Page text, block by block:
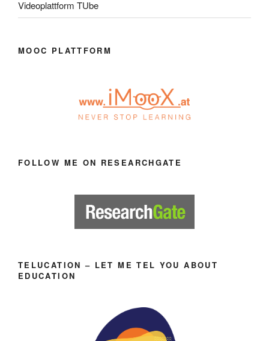
Videoplattform TUbe
MOOC PLATTFORM
FOLLOW ME ON RESEARCHGATE
TELUCATION – LET ME TEL YOU ABOUT
EDUCATION